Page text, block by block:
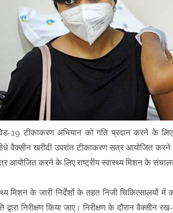
19 टीकाकरण अभियान को गति प्रदान करने के लिए
वैक्सीन खरीदी उपरांत टीकाकरण सत्र आयोजित
आयोजित करने के लिए राष्ट्रीय स्वास्थ्य मिशन के
मिशन के जारी निर्देशों के तहत निजी
द्वारा निरीक्षण किया जाए। निरीक्षण के दौरान